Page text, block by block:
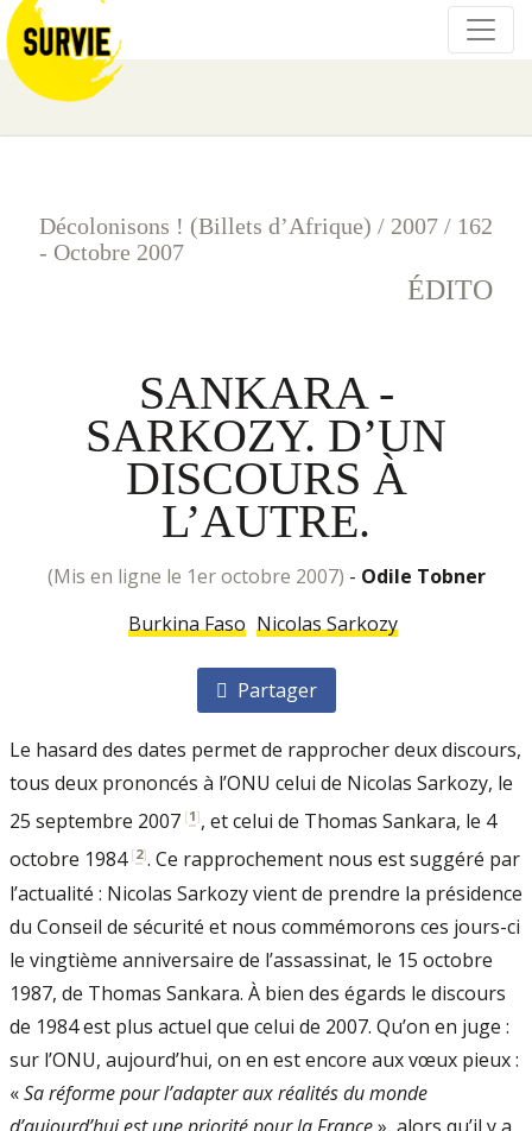
Décolonisons ! (Billets d’Afrique) / 2007 / 162
- Octobre 2007
ÉDITO
SANKARA -
SARKOZY. D’UN
DISCOURS À
L’AUTRE.
(mis en ligne le 1er octobre 2007) - Odile Tobner
Burkina Faso Nicolas Sarkozy
Partager
Le hasard des dates permet de rapprocher deux discours,
tous deux prononcés à l’ONU celui de Nicolas Sarkozy, le
25 septembre 2007 [1], et celui de Thomas Sankara, le 4
octobre 1984 [2]. Ce rapprochement nous est suggéré par
l’actualité : Nicolas Sarkozy vient de prendre la présidence
du Conseil de sécurité et nous commémorons ces jours-ci
le vingtième anniversaire de l’assassinat, le 15 octobre
1987, de Thomas Sankara. À bien des égards le discours
de 1984 est plus actuel que celui de 2007. Qu’on en juge :
sur l’ONU, aujourd’hui, on en est encore aux vœux pieux :
«Sa réforme pour l’adapter aux réalités du monde